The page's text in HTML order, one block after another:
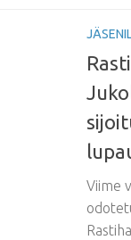
Viime